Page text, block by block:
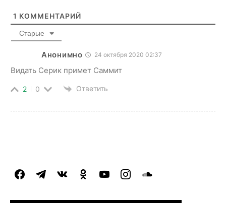
1 КОММЕНТАРИЙ
Старые
Анонимно 24 октября 2020 02:37
Видать Серик примет Саммит
2 0 Ответить
facebooktelegramvkontakteodnoklassniki
youtubeinstagramsoundcloud